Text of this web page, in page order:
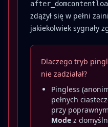
zdążył się w pełni
jakiekolwiek sygnały
Dlaczego tryb
nie zadziałał?
Pingless
pełnych
przy poprawnym
Mode z